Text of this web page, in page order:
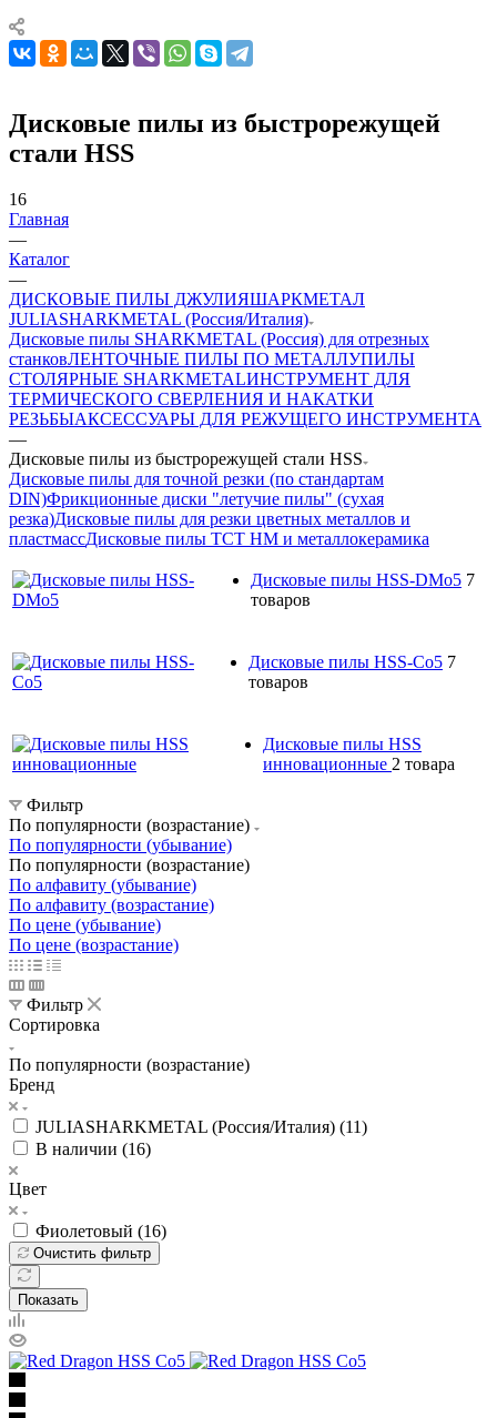
Дисковые пилы из быстрорежущей
стали HSS
16
Главная
—
Каталог
—
ДИСКОВЫЕ ПИЛЫ ДЖУЛИЯШАРКМЕТАЛ
JULIASHARKMETAL (Россия/Италия)
Дисковые пилы SHARKMETAL (Россия) для отрезных
станковЛЕНТОЧНЫЕ ПИЛЫ ПО МЕТАЛЛУПИЛЫ
СТОЛЯРНЫЕ SHARKMETALИНСТРУМЕНТ ДЛЯ
ТЕРМИЧЕСКОГО СВЕРЛЕНИЯ И НАКАТКИ
РЕЗЬБЫАКСЕССУАРЫ ДЛЯ РЕЖУЩЕГО ИНСТРУМЕНТА
—
Дисковые пилы из быстрорежущей стали HSS
Дисковые пилы для точной резки (по стандартам
DIN)Фрикционные диски "летучие пилы" (сухая
резка)Дисковые пилы для резки цветных металлов и
пластмассДисковые пилы ТСТ НМ и металлокерамика
Дисковые пилы HSS-DMo5 7
товаров
Дисковые пилы HSS-Co5 7
товаров
Дисковые пилы HSS
инновационные 2 товара
Фильтр
По популярности (возрастание)
По популярности (убывание)
По популярности (возрастание)
По алфавиту (убывание)
По алфавиту (возрастание)
По цене (убывание)
По цене (возрастание)
Фильтр
Сортировка
По популярности (возрастание)
Бренд
JULIASHARKMETAL (Россия/Италия) (11)
В наличии (16)
Цвет
Фиолетовый (16)
Очистить фильтр
Показать